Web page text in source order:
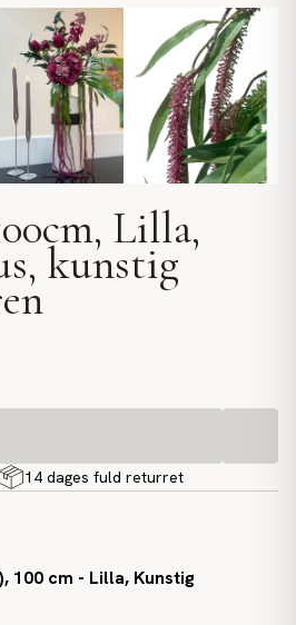
Lilla,
kunstig
14 dages fuld returret
100 cm - Lilla, Kunstig